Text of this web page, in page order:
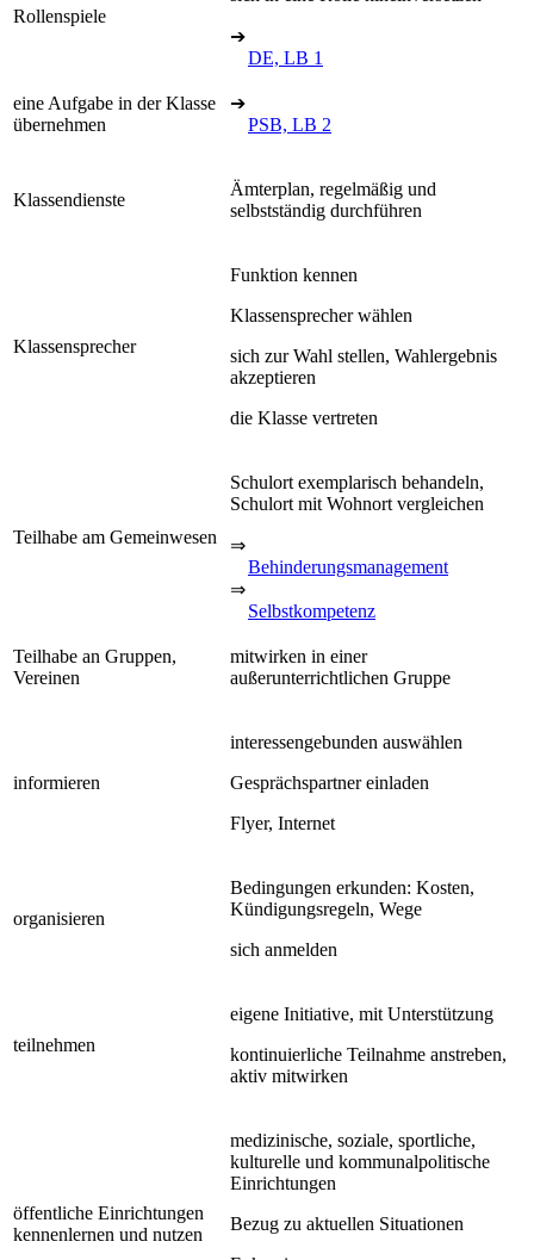
Rollenspiele
➔
DE, LB 1
eine Aufgabe in der Klasse
übernehmen
➔
PSB, LB 2
Klassendienste
Ämterplan, regelmäßig und
selbstständig durchführen
Klassensprecher
Funktion kennen
Klassensprecher wählen
sich zur Wahl stellen, Wahlergebnis
akzeptieren
die Klasse vertreten
Teilhabe am Gemeinwesen
Schulort exemplarisch behandeln,
Schulort mit Wohnort vergleichen
⇒
Behinderungsmanagement
⇒
Selbstkompetenz
Teilhabe an Gruppen,
Vereinen
mitwirken in einer
außerunterrichtlichen Gruppe
informieren
interessengebunden auswählen
Gesprächspartner einladen
Flyer, Internet
organisieren
Bedingungen erkunden: Kosten,
Kündigungsregeln, Wege
sich anmelden
teilnehmen
eigene Initiative, mit Unterstützung
kontinuierliche Teilnahme anstreben,
aktiv mitwirken
öffentliche Einrichtungen
kennenlernen und nutzen
medizinische, soziale, sportliche,
kulturelle und kommunalpolitische
Einrichtungen
Bezug zu aktuellen Situationen